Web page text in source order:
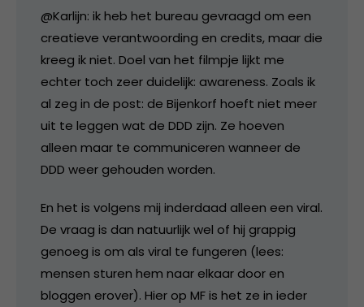
@Karlijn: ik heb het bureau gevraagd om een
creatieve verantwoording en credits, maar die
kreeg ik niet. Doel van het filmpje lijkt me
echter toch zeer duidelijk: awareness. Zoals ik
al zeg in de post: de Bijenkorf hoeft niet meer
uit te leggen wat de DDD zijn. Ze hoeven
alleen maar te communiceren wanneer de
DDD weer gehouden worden.
En het is volgens mij inderdaad alleen een viral.
De vraag is dan natuurlijk wel of hij grappig
genoeg is om als viral te fungeren (lees:
mensen sturen hem naar elkaar door en
bloggen erover). Hier op MF is het ze in ieder